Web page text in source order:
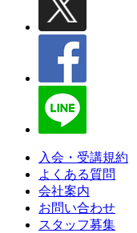
入会・受講規約
よくある質問
会社案内
お問い合わせ
スタッフ募集